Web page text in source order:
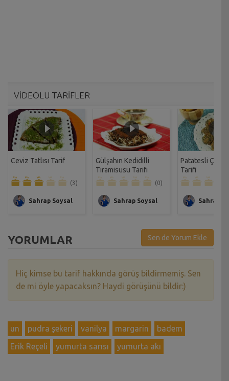
VİDEOLU TARİFLER
Ceviz Tatlısı Tarif
(3)
Sahrap Soysal
Gülşahın Kedidilli
Tiramisusu Tarifi
(0)
Sahrap Soysal
Patatesli Çıtır
Tarifi
Sahrap
YORUMLAR Sen de Yorum Ekle
Hiç kimse bu tarif hakkında görüş bildirmemiş. Sen
de mi öyle yapacaksın? Haydi görüşünü bildir:)
un pudra şekeri vanilya margarin
badem
Erik Reçeli
yumurta sarısı yumurta akı